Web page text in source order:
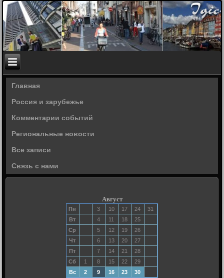
Главная
Россия и зарубежье
Комментарии событий
Региональные новости
Все записи
Связь с нами
Август
Пн 3 10 17 24
31
Вт
4 11 18
25
Ср
5 12 19
26
Чт
6 13 20
27
Пт
7 14 21
28
Сб
1 8 15 22
29
Вс
2 9 16 23 30